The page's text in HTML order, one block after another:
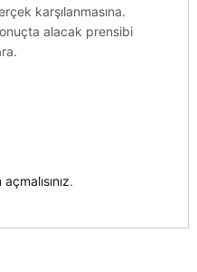
karşılanmasına.
alacak prensibi
.